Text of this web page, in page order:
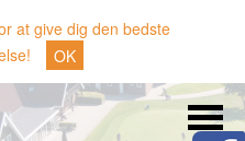
at give dig den bedste
OK